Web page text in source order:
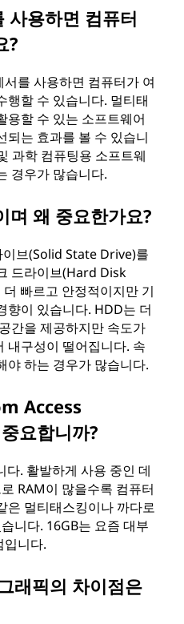
사용하면 컴퓨터
?
를 사용하면 컴퓨터가 여
행할 수 있습니다. 멀티태
용할 수 있는 소프트웨어
되는 효과를 볼 수 있습니
과학 컴퓨팅용 소프트웨
경우가 많습니다.
며 왜 중요한가요?
브(Solid State Drive)를
드라이브(Hard Disk
빠르고 안정적이지만 기
향이 있습니다. HDD는 더
간을 제공하지만 속도가
내구성이 떨어집니다. 속
야 하는 경우가 많습니다.
Access
요합니까?
다. 활발하게 사용 중인 데
RAM이 많을수록 컴퓨터
은 멀티태스킹이나 까다로
니다. 16GB는 요즘 대부
입니다.
래픽의 차이점은